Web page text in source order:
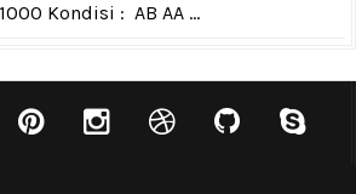
Kondisi : AB AA ...